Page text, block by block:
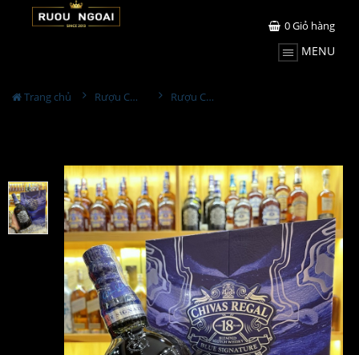
0Giỏ hàng
MENU
Trang chủ Rượu Chivas Rượu Chivas 18 Blue Hộp Quà Tết 2022